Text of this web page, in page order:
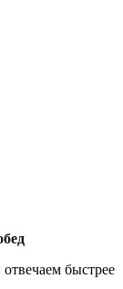
быстрее